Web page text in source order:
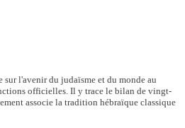
sur l'avenir du judaïsme et du monde au
officielles. Il y trace le bilan de vingt-
associe la tradition hébraïque classique